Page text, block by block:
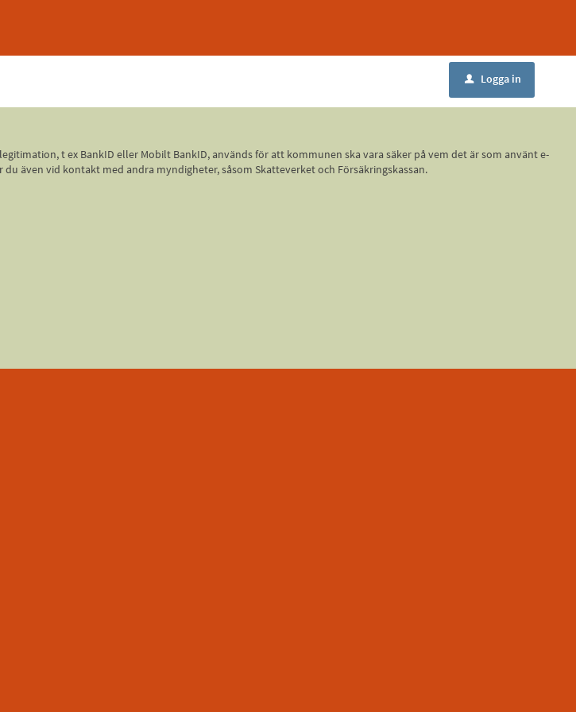
u Logga in
t ex BankID eller Mobilt BankID, används för att kommunen ska vara säker på vem det är som använt e-
även vid kontakt med andra myndigheter, såsom Skatteverket och Försäkringskassan.